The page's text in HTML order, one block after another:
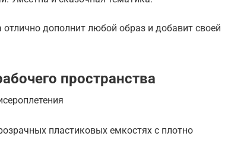
дополнит любой образ и добавит своей
пространства
пластиковых емкостях с плотно